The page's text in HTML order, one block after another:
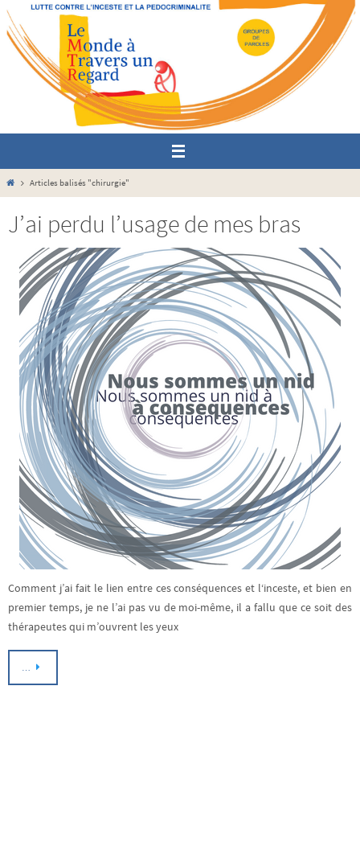
Passer
vers
contenu
HomeArticles balisés "chirurgie"
J’ai perdu l’usage de mes bras
Comment j’ai fait le lien entre ces conséquences et l‘inceste, et bien en
premier temps, je ne l’ai pas vu de moi-même, il a fallu que ce soit des
thérapeutes qui m’ouvrent les yeux
…